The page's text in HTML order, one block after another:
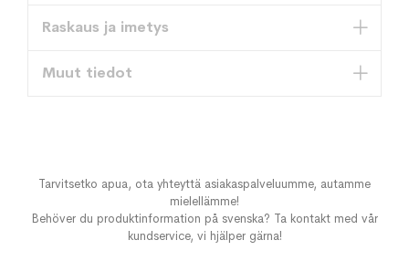
Raskaus ja imetys
Muut tiedot
Tarvitsetko apua, ota yhteyttä asiakaspalveluumme, autamme
mielellämme!
Behöver du produktinformation på svenska? Ta kontakt med vår
kundservice, vi hjälper gärna!